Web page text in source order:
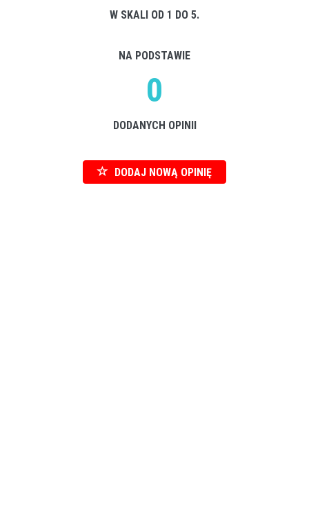
W SKALI OD 1 DO 5.
NA PODSTAWIE
0
DODANYCH OPINII
DODAJ NOWĄ OPINIĘ